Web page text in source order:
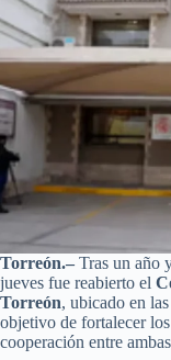
Torreón.– Tras un año
jueves fue reabierto el
Torreón, ubicado en
objetivo de fortalecer
cooperación entre